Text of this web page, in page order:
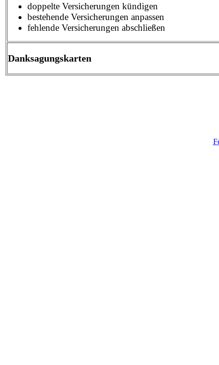
doppelte Versicherungen kündigen
bestehende Versicherungen anpassen
fehlende Versicherungen abschließen
Danksagungskarten